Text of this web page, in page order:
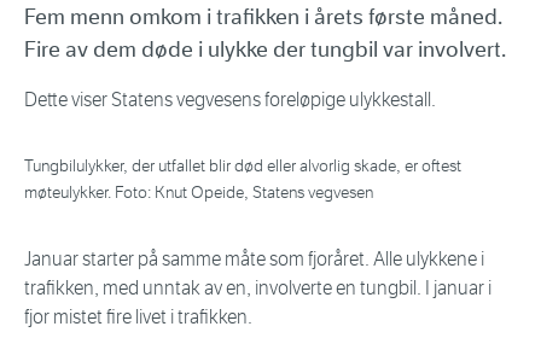
Fem menn omkom i trafikken i årets første måned.
Fire av dem døde i ulykke der tungbil var involvert.
Dette viser Statens vegvesens foreløpige ulykkestall.
Tungbilulykker, der utfallet blir død eller alvorlig skade, er oftest
møteulykker. Foto: Knut Opeide, Statens vegvesen
Januar starter på samme måte som fjoråret. Alle ulykkene i
trafikken, med unntak av en, involverte en tungbil. I januar i
fjor mistet fire livet i trafikken.